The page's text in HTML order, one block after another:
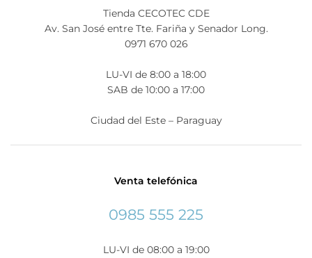
Tienda CECOTEC CDE
Av. San José entre Tte. Fariña y Senador Long.
0971 670 026
LU-VI de 8:00 a 18:00
SAB de 10:00 a 17:00
Ciudad del Este – Paraguay
Venta telefónica
0985 555 225
LU-VI de 08:00 a 19:00